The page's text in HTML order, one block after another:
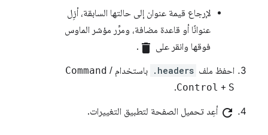
لإرجاع قيمة عنوان إلى حالتها السابقة، أزِل
عنوانًا أو قاعدة مضافة، ومرِّر مؤشر الماوس
فوقها وانقر على delete
.
احفظ ملف .headers باستخدام Command /
Control + S
.
refresh أعِد تحميل الصفحة لتطبيق التغييرات.